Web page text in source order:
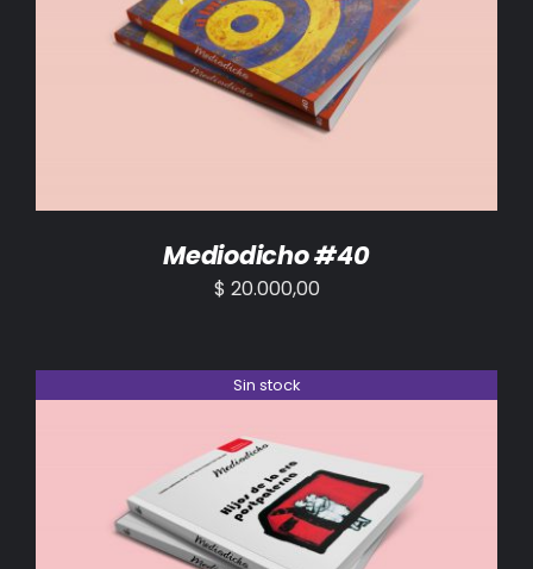
AÑADIR AL CARRITO / DETALLES
Mediodicho #40
$ 20.000,00
Sin stock
DETALLES